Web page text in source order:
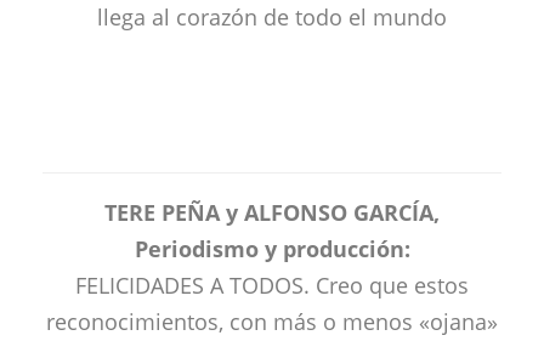
llega al corazón de todo el mundo
TERE PEÑA y ALFONSO GARCÍA,
Periodismo y producción:
FELICIDADES A TODOS. Creo que estos
reconocimientos, con más o menos «ojana»